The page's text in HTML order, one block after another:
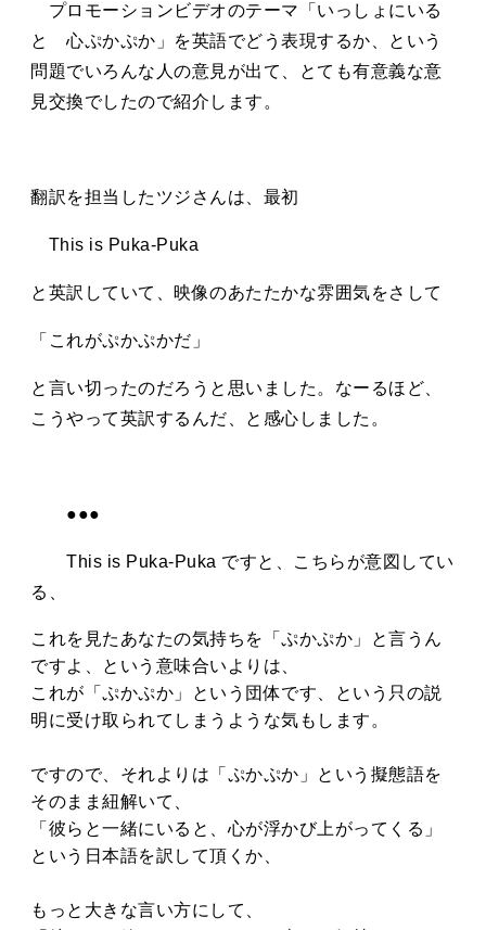
お知らせ ぷかぷか日記
プロモーションビデオのテーマ「いっしょにいる
と 心ぷかぷか」を英語でどう表現するか、という
問題でいろんな人の意見が出て、とても有意義な意
見交換でしたので紹介します。
翻訳を担当したツジさんは、最初
This is Puka-Puka
と英訳していて、映像のあたたかな雰囲気をさして
「これがぷかぷかだ」
と言い切ったのだろうと思いました。なーるほど、
こうやって英訳するんだ、と感心しました。
●●●
This is Puka-Puka ですと、こちらが意図してい
る、
これを見たあなたの気持ちを「ぷかぷか」と言うん
ですよ、という意味合いよりは、
これが「ぷかぷか」という団体です、という只の説
明に受け取られてしまうような気もします。
ですので、それよりは「ぷかぷか」という擬態語を
そのまま紐解いて、
「彼らと一緒にいると、心が浮かび上がってくる」
という日本語を訳して頂くか、
もっと大きな言い方にして、